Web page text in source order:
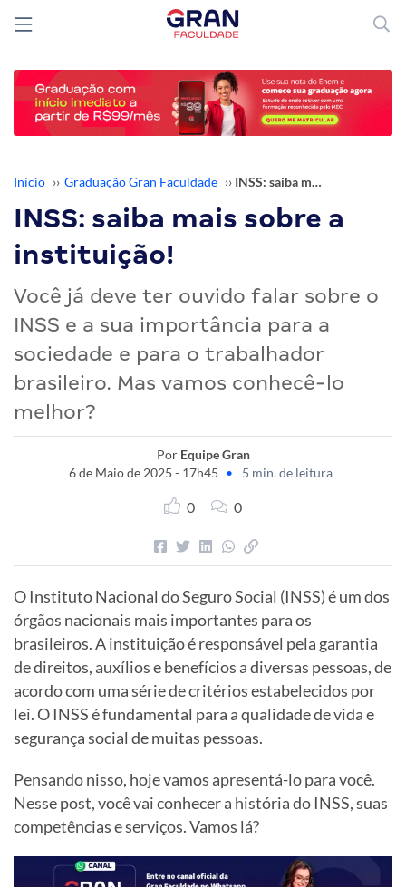
Início ›› Graduação Gran Faculdade ›› INSS: saiba mais sobre a instituição!
INSS: saiba mais sobre a
instituição!
Você já deve ter ouvido falar sobre o
INSS e a sua importância para a
sociedade e para o trabalhador
brasileiro. Mas vamos conhecê-lo
melhor?
Por Equipe Gran
6 de Maio de 2025 - 17h45 • 5 min. de leitura
0 0
O Instituto Nacional do Seguro Social (INSS) é um dos
órgãos nacionais mais importantes para os
brasileiros. A instituição é responsável pela garantia
de direitos, auxílios e benefícios a diversas pessoas, de
acordo com uma série de critérios estabelecidos por
lei. O INSS é fundamental para a qualidade de vida e
segurança social de muitas pessoas.
Pensando nisso, hoje vamos apresentá-lo para você.
Nesse post, você vai conhecer a história do INSS, suas
competências e serviços. Vamos lá?